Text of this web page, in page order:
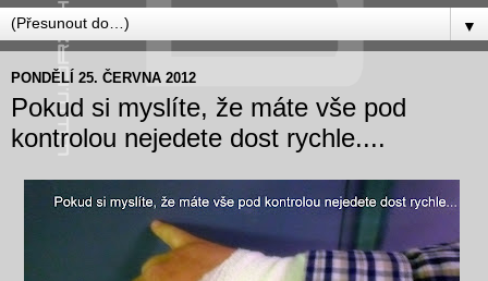
▼
PONDĚLÍ 25. ČERVNA 2012
Pokud si myslíte, že máte vše pod
kontrolou nejedete dost rychle....